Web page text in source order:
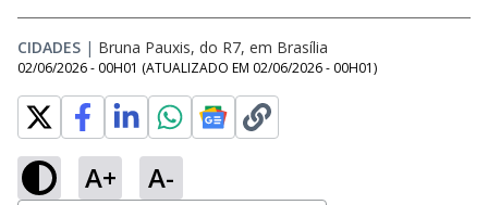
CIDADES | Bruna Pauxis, do R7, em Brasília
02/06/2026 - 00H01 (ATUALIZADO EM 02/06/2026 - 00H01)
A+ A-